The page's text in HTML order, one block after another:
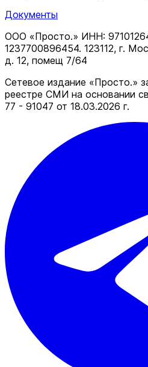
Документы
ООО «Просто.» ИНН:
1237700896454. 123112, г.
д. 12, помещ 7/64
Сетевое издание «Просто.»
реестре СМИ на основании
77 - 91047 от 18.03.2026 г.